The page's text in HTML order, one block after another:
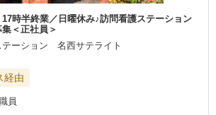
17時半終業／日曜休み♪訪問看護ステーション
＜正社員＞
ーション 名西サテライト
経由
員